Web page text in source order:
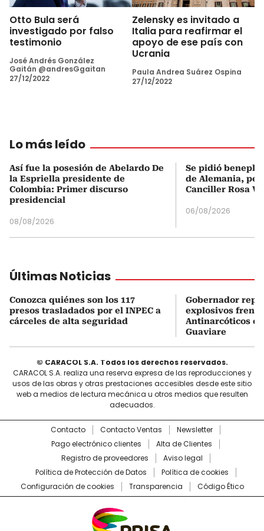
Otto Bula será
investigado por falso
testimonio
José Andrés González
Gaitán @andresGgaitan
27/12/2022
Zelensky es invitado a
Italia para reafirmar el
apoyo de ese país con
Ucrania
Paula Andrea Suárez Ospina
27/12/2022
Lo más leído
Así fue la posesión de Abelardo De
la Espriella presidente de
Colombia: Primer discurso
presidencial
08/08/2026
Se pidió
de Alemania,
Canciller Rosa
06/08/2026
Últimas Noticias
Conozca quiénes son los 117
presos trasladados por el INPEC a
cárceles de alta seguridad
Gobernador
explosivos frente
Antinarcóticos
Guaviare
© CARACOL S.A. Todos los derechos reservados.
CARACOL S.A. realiza una reserva expresa de las reproducciones y
usos de las obras y otras prestaciones accesibles desde este sitio
web a medios de lectura mecánica u otros medios que resulten
adecuados.
Contacto Contacto Ventas
Newsletter
Pago electrónico clientes
Alta de Clientes
Registro de proveedores
Aviso legal
Política de Protección de Datos
Política de cookies
Configuración de cookies
Transparencia Código Ético